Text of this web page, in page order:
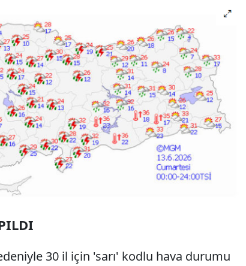
30 il için 'sarı' kodlu hava durumu